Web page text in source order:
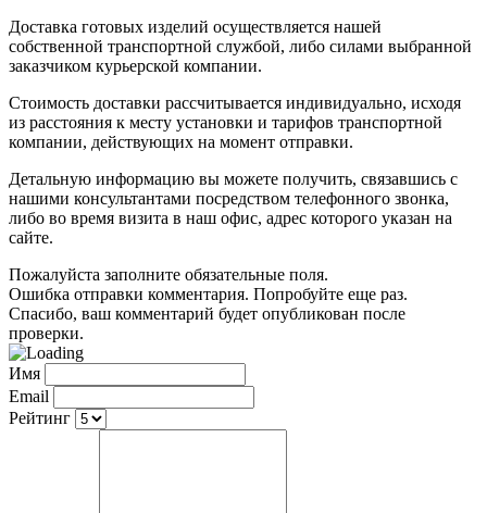
Доставка готовых изделий осуществляется нашей
собственной транспортной службой, либо силами выбранной
заказчиком курьерской компании.
Стоимость доставки рассчитывается индивидуально, исходя
из расстояния к месту установки и тарифов транспортной
компании, действующих на момент отправки.
Детальную информацию вы можете получить, связавшись с
нашими консультантами посредством телефонного звонка,
либо во время визита в наш офис, адрес которого указан на
сайте.
Пожалуйста заполните обязательные поля.
Ошибка отправки комментария. Попробуйте еще раз.
Спасибо, ваш комментарий будет опубликован после
проверки.
Имя
Email
Рейтинг